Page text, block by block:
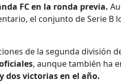
FC en la ronda previa.
el conjunto de Serie B
de la segunda división
, aunque también ha
dos victorias en el año.